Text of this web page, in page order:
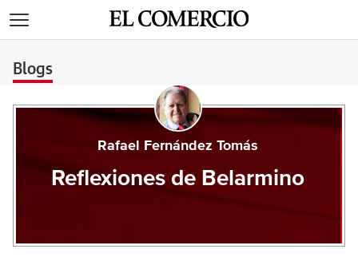
Blogs
Rafael Fernández Tomás
Reflexiones de Belarmino